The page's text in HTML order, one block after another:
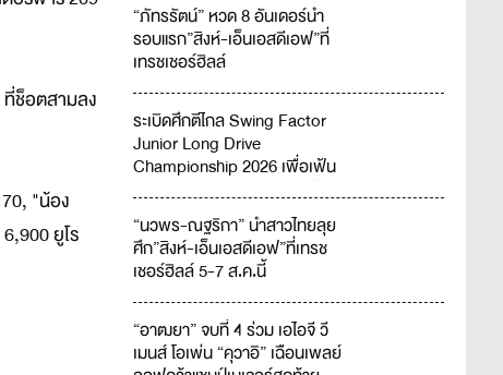
ช็อตสามลง
"น้อง
ยูโร
“ภัทรรัตน์” หวด 8 อันเดอร์นำ
รอบแรก”สิงห์-เอ็นเอสดีเอฟ”ที่
เทรชเชอร์ฮิลล์
ระเบิดศึกตีไกล Swing Factor
Junior Long Drive
Championship 2026 เพื่อเฟ้น
ชาวไทย
“นวพร-ณฐริกา” นำสาวไทยลุย
ศึก”สิงห์-เอ็นเอสดีเอฟ”ที่เทรช
เชอร์ฮิลล์ 5-7 ส.ค.นี้
“อาฒยา” จบที่ 4 ร่วม เอไอจี วี
เมนส์ โอเพ่น “คุวาอิ” เฉือนเพลย์